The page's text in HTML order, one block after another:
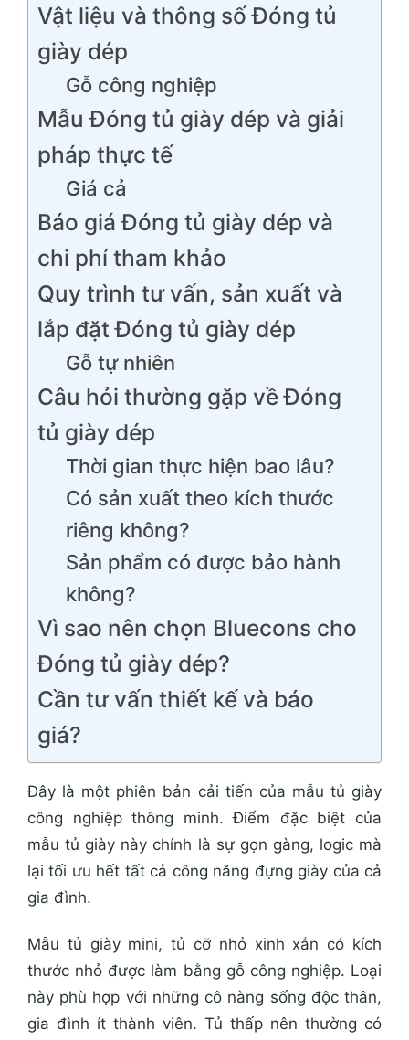
Vật liệu và thông số Đóng tủ
giày dép
Gỗ công nghiệp
Mẫu Đóng tủ giày dép và giải
pháp thực tế
Giá cả
Báo giá Đóng tủ giày dép và
chi phí tham khảo
Quy trình tư vấn, sản xuất và
lắp đặt Đóng tủ giày dép
Gỗ tự nhiên
Câu hỏi thường gặp về Đóng
tủ giày dép
Thời gian thực hiện bao lâu?
Có sản xuất theo kích thước
riêng không?
Sản phẩm có được bảo hành
không?
Vì sao nên chọn Bluecons cho
Đóng tủ giày dép?
Cần tư vấn thiết kế và báo
giá?
Đây là một phiên bản cải tiến của mẫu tủ giày
công nghiệp thông minh. Điểm đặc biệt của
mẫu tủ giày này chính là sự gọn gàng, logic mà
lại tối ưu hết tất cả công năng đựng giày của cả
gia đình.
Mẫu tủ giày mini, tủ cỡ nhỏ xinh xắn có kích
thước nhỏ được làm bằng gỗ công nghiệp. Loại
này phù hợp với những cô nàng sống độc thân,
gia đình ít thành viên. Tủ thấp nên thường có